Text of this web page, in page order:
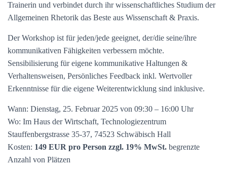
Trainerin und verbindet durch ihr wissenschaftliches Studium der
Allgemeinen Rhetorik das Beste aus Wissenschaft & Praxis.
Der Workshop ist für jeden/jede geeignet, der/die seine/ihre
kommunikativen Fähigkeiten verbessern möchte.
Sensibilisierung für eigene kommunikative Haltungen &
Verhaltensweisen, Persönliches Feedback inkl. Wertvoller
Erkenntnisse für die eigene Weiterentwicklung sind inklusive.
Wann: Dienstag, 25. Februar 2025 von 09:30 – 16:00 Uhr
Wo: Im Haus der Wirtschaft, Technologiezentrum
Stauffenbergstrasse 35-37, 74523 Schwäbisch Hall
Kosten: 149 EUR pro Person zzgl. 19% MwSt. begrenzte
Anzahl von Plätzen